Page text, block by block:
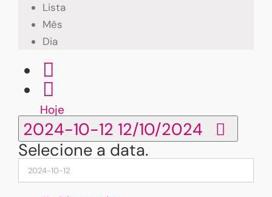
Lista
Mês
Dia
Hoje
2024-10-12 12/10/2024
Selecione a data.